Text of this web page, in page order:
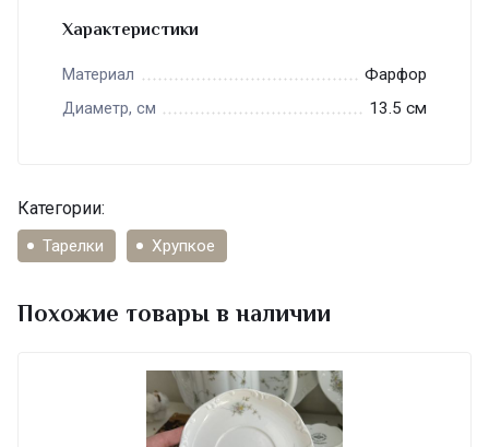
Характеристики
Материал Фарфор
Диаметр, см 13.5 см
Категории:
Тарелки Хрупкое
Похожие товары в наличии